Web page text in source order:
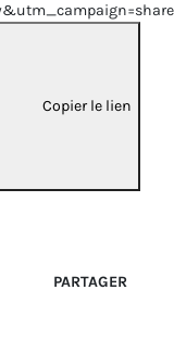
Copier le lien
PARTAGER